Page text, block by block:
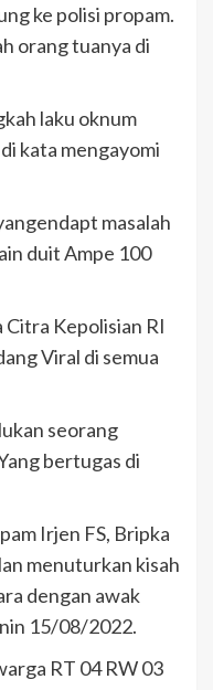
ke polisi propam.
orang tuanya di
laku oknum
kata mengayomi
masalah
duit Ampe 100
Kepolisian RI
Viral di semua
seorang
bertugas di
Irjen FS, Bripka
menuturkan kisah
dengan awak
15/08/2022.
RT 04 RW 03